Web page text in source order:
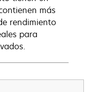
más
rendimiento
para